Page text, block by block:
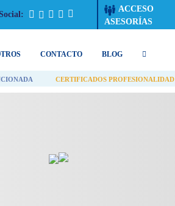
ACCESO
ASESORÍAS
CONTACTO BLOG
CERTIFICADOS PROFESIONALIDAD